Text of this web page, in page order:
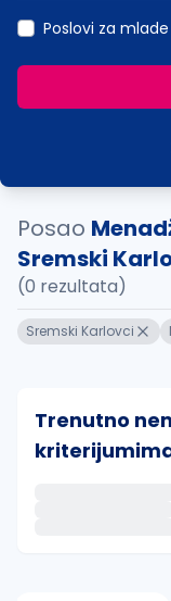
Poslovi za mlade
Posao
Sremski
(0 rezultata)
Sremski Karlovci
Trenutno